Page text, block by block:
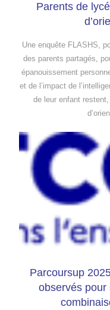
Parents de
Une enquête FLASHS,
des parents partagés,
épanouissement
et de l’impact de
de leur enfant
Parcoursup
observés pour